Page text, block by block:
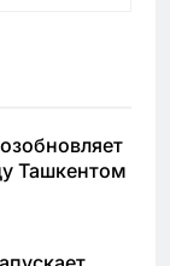
Ташкентом